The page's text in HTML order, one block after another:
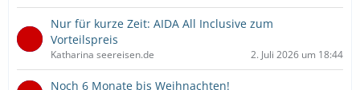
Nur für kurze Zeit: AIDA All Inclusive zum
Vorteilspreis
Katharina seereisen.de 2. Juli 2026 um 18:44
Noch 6 Monate bis Weihnachten!